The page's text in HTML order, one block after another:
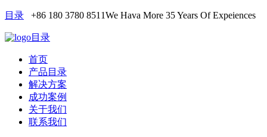
目录 +86 180 3780 8511We Hava More 35 Years Of Expeiences
目录
首页
产品目录
解决方案
成功案例
关于我们
联系我们